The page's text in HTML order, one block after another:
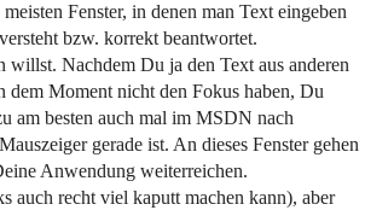
Fenster, in denen man Text eingeben
bzw. korrekt beantwortet.
Nachdem Du ja den Text aus anderen
Moment nicht den Fokus haben, Du
am besten auch mal im MSDN nach
gerade ist. An dieses Fenster gehen
Anwendung weiterreichen.
auch recht viel kaputt machen kann), aber